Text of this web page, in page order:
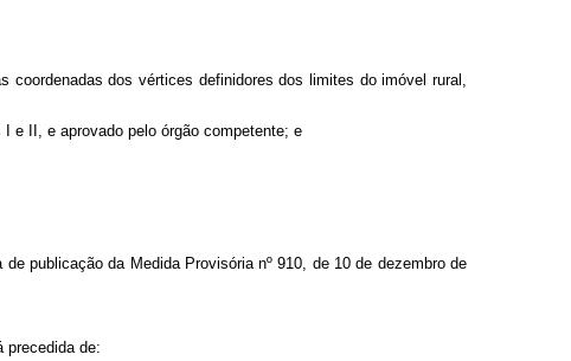
dos vértices definidores dos limites do imóvel rural,
e II, e aprovado pelo órgão competente; e
publicação da Medida Provisória nº 910, de 10 de dezembro de
precedida de: